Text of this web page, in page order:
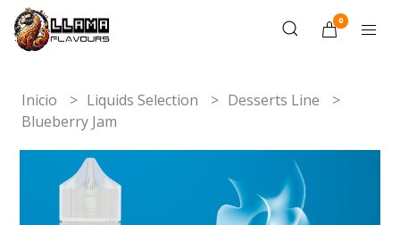
0
Inicio Liquids Selection
Desserts Line
Blueberry Jam